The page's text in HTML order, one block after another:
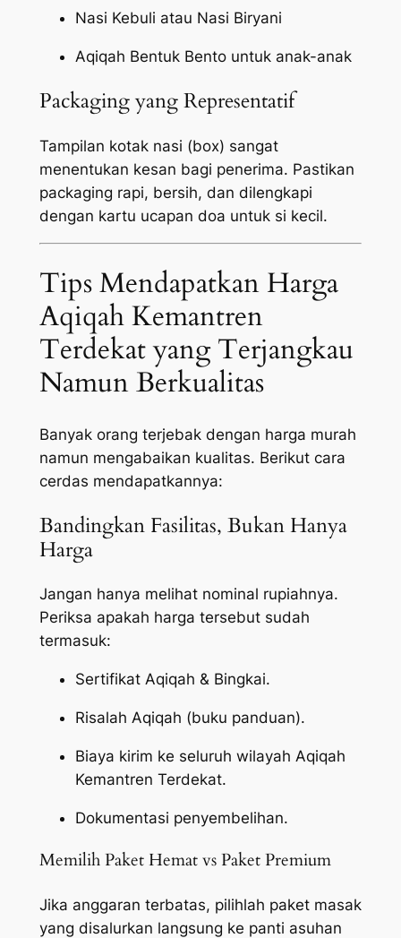
Nasi Kebuli atau Nasi Biryani
Aqiqah Bentuk Bento untuk anak-anak
Packaging yang Representatif
Tampilan kotak nasi (box) sangat
menentukan kesan bagi penerima. Pastikan
packaging rapi, bersih, dan dilengkapi
dengan kartu ucapan doa untuk si kecil.
Tips Mendapatkan Harga
Aqiqah Kemantren
Terdekat yang Terjangkau
Namun Berkualitas
Banyak orang terjebak dengan harga murah
namun mengabaikan kualitas. Berikut cara
cerdas mendapatkannya:
Bandingkan Fasilitas, Bukan Hanya
Harga
Jangan hanya melihat nominal rupiahnya.
Periksa apakah harga tersebut sudah
termasuk:
Sertifikat Aqiqah & Bingkai.
Risalah Aqiqah (buku panduan).
Biaya kirim ke seluruh wilayah Aqiqah
Kemantren Terdekat.
Dokumentasi penyembelihan.
Memilih Paket Hemat vs Paket Premium
Jika anggaran terbatas, pilihlah paket masak
yang disalurkan langsung ke panti asuhan